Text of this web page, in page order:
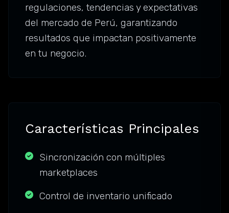
regulaciones, tendencias y expectativas
del mercado de Perú, garantizando
resultados que impactan positivamente
en tu negocio.
Características Principales
Sincronización con múltiples
marketplaces
Control de inventario unificado